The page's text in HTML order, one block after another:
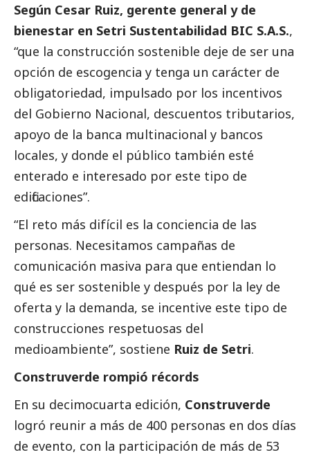
Según Cesar Ruiz, gerente general y de
bienestar en Setri Sustentabilidad BIC S.A.S.,
“que la construcción sostenible deje de ser una
opción de escogencia y tenga un carácter de
obligatoriedad, impulsado por los incentivos
del Gobierno Nacional, descuentos tributarios,
apoyo de la banca multinacional y bancos
locales, y donde el público también esté
enterado e interesado por este tipo de
edificaciones”.
“El reto más difícil es la conciencia de las
personas. Necesitamos campañas de
comunicación masiva para que entiendan lo
qué es ser sostenible y después por la ley de
oferta y la demanda, se incentive este tipo de
construcciones respetuosas del
medioambiente”, sostiene Ruiz de Setri.
Construverde rompió récords
En su decimocuarta edición, Construverde
logró reunir a más de 400 personas en dos días
de evento, con la participación de más de 53